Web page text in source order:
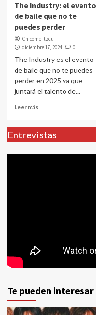
The Industry: el evento
de baile que no te
puedes perder
Chicome Itzcu
diciembre 17, 2024
0
The Industry es el evento
de baile que no te puedes
perder en 2025 ya que
juntará el talento de...
Leer más
Entrevistas
Te pueden interesar